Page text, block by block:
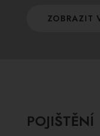
ZOBRAZIT
POJIŠTĚNÍ